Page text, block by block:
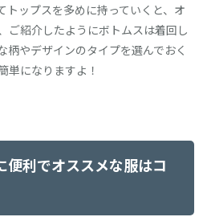
トップスを多めに持っていくと、オ
ご紹介したようにボトムスは着回し
柄やデザインのタイプを選んでおく
単になりますよ！
便利でオススメな服はコ